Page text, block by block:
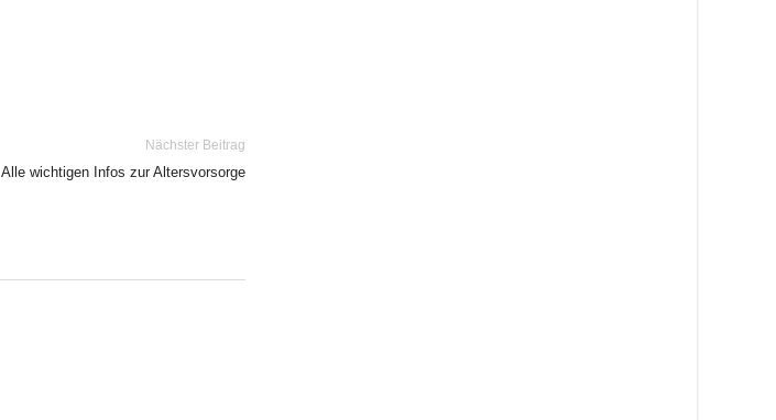
Nächster Beitrag
Alle wichtigen Infos zur Altersvorsorge